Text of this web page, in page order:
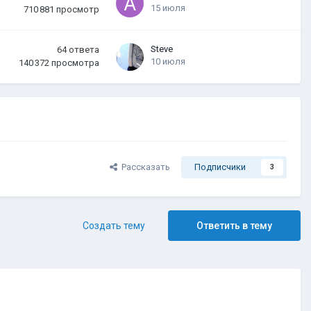
710 881 просмотр
15 июля
64 ответа
140 372 просмотра
Steve
10 июля
Рассказать Подписчики 3
Ответить в тему
Создать тему